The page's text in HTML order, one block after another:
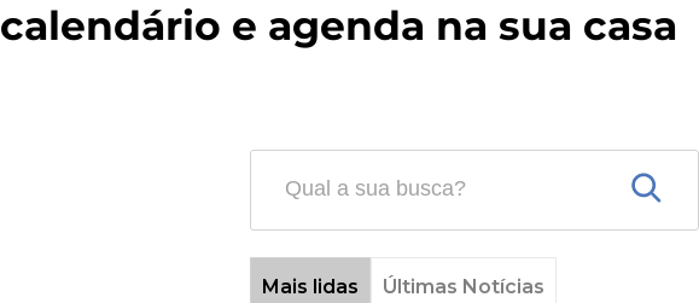
e agenda na sua casa
Mais lidas Últimas Notícias